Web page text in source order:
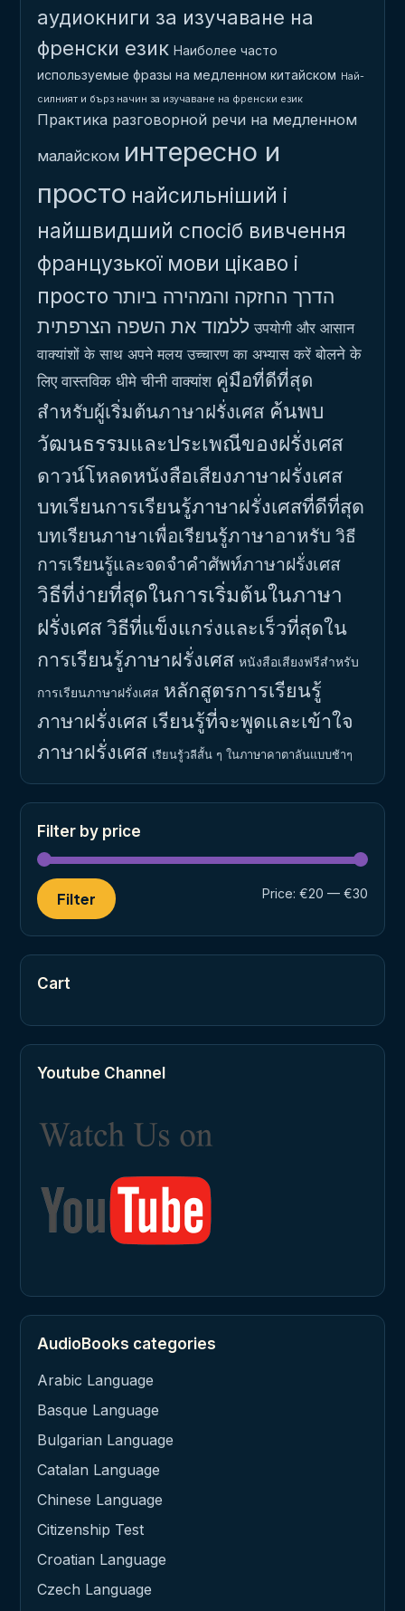
аудиокниги за изучаване на
френски език Наиболее часто
используемые фразы на медленном китайском Най-
силният и бърз начин за изучаване на френски език
Практика разговорной речи на медленном
малайском интересно и
просто найсильніший і
найшвидший спосіб вивчення
французької мови цікаво і
просто הדרך החזקה והמהירה ביותר
ללמוד את השפה הצרפתית उपयोगी और आसान
वाक्यांशों के साथ अपने मलय उच्चारण का अभ्यास करें बोलने के
लिए वास्तविक धीमे चीनी वाक्यांश คู่มือที่ดีที่สุด
สำหรับผู้เริ่มต้นภาษาฝรั่งเศส ค้นพบ
วัฒนธรรมและประเพณีของฝรั่งเศส
ดาวน์โหลดหนังสือเสียงภาษาฝรั่งเศส
บทเรียนการเรียนรู้ภาษาฝรั่งเศสที่ดีที่สุด
บทเรียนภาษาเพื่อเรียนรู้ภาษาอาหรับ วิธี
การเรียนรู้และจดจำคำศัพท์ภาษาฝรั่งเศส
วิธีที่ง่ายที่สุดในการเริ่มต้นในภาษา
ฝรั่งเศสวิธีที่แข็งแกร่งและเร็วที่สุดใน
การเรียนรู้ภาษาฝรั่งเศส หนังสือเสียงฟรีสำหรับ
การเรียนภาษาฝรั่งเศส หลักสูตรการเรียนรู้
ภาษาฝรั่งเศส เรียนรู้ที่จะพูดและเข้าใจ
ภาษาฝรั่งเศส เรียนรู้วลีสั้น ๆ ในภาษาคาตาลันแบบช้าๆ
Filter by price
Filter Price: €20 — €30
Cart
Youtube Channel
AudioBooks categories
Arabic Language
Basque Language
Bulgarian Language
Catalan Language
Chinese Language
Citizenship Test
Croatian Language
Czech Language